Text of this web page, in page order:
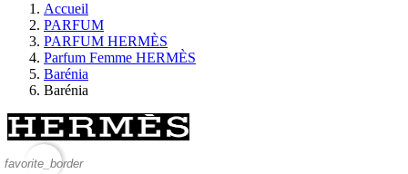
Accueil
PARFUM
PARFUM HERMÈS
Parfum Femme HERMÈS
Barénia
Barénia
favorite_border